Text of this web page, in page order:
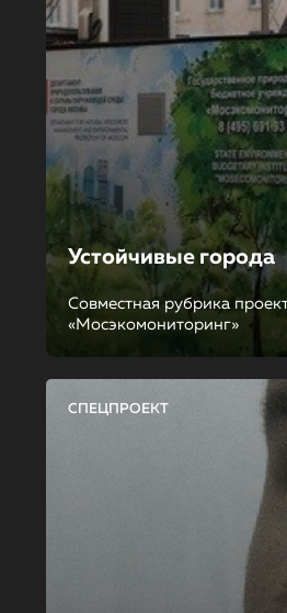
Устойчивые города
Совместная рубрика
«Мосэкомониторинг»
СПЕЦПРОЕКТ